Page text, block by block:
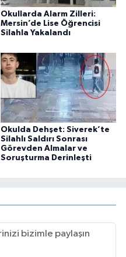
Okullarda Alarm Zilleri:
Mersin’de Lise Öğrencisi
Silahla Yakalandı
Okulda Dehşet: Siverek’te
Silahlı Saldırı Sonrası
Görevden Almalar ve
Soruşturma Derinleşti